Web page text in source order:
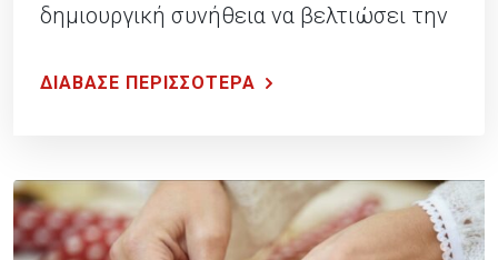
δημιουργική συνήθεια να βελτιώσει την
ΔΙΑΒΑΣΕ ΠΕΡΙΣΣΟΤΕΡΑ